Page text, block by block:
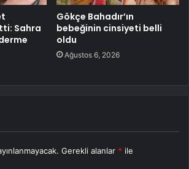
Sahra
Gökçe Bahadır’ın
bebeğinin cinsiyeti belli
oldu
Ağustos 6, 2026
Gerekli alanlar * ile